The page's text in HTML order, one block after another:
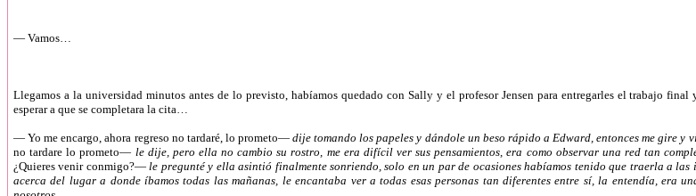
— Vamos…
Llegamos a la universidad minutos antes de lo previsto, habíamos quedado con Sally y el profesor Jensen para entregarles el trabajo
esperar a que se completara la cita…
— Yo me encargo, ahora regreso no tardaré, lo prometo—dije tomando los papeles y dándole un beso rápido a Edward, entonces me gire
no tardare lo prometo— le dije, pero ella no cambio su rostro, me era difícil ver sus pensamientos, era como observar una red tan
¿Quieres venir conmigo?—le pregunté y ella asintió finalmente sonriendo, solo en un par de ocasiones habíamos tenido que traerla a las
acerca del lugar a donde íbamos todas las mañanas, le encantaba ver a todas esas personas tan diferentes entre sí, la entendía, era